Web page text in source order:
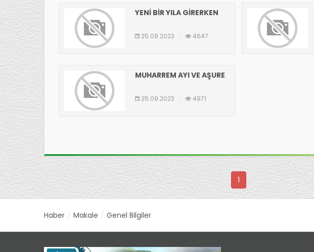
YENİ BİR YILA GİRERKEN
25.09.2023 4647
MUHARREM AYI VE AŞURE
25.09.2023 4971
1
Haber Makale Genel Bilgiler